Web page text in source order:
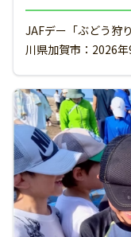
JAFデー「ぶどう狩
川県加賀市：2026年